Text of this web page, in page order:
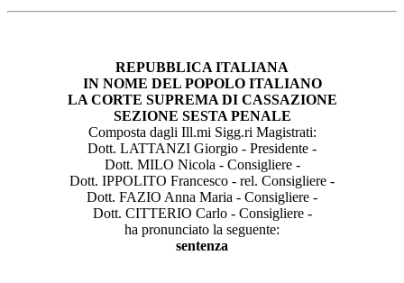
REPUBBLICA ITALIANA
IN NOME DEL POPOLO ITALIANO
LA CORTE SUPREMA DI CASSAZIONE
SEZIONE SESTA PENALE
Composta dagli Ill.mi Sigg.ri Magistrati:
Dott. LATTANZI Giorgio - Presidente -
Dott. MILO Nicola - Consigliere -
Dott. IPPOLITO Francesco - rel. Consigliere -
Dott. FAZIO Anna Maria - Consigliere -
Dott. CITTERIO Carlo - Consigliere -
ha pronunciato la seguente:
sentenza